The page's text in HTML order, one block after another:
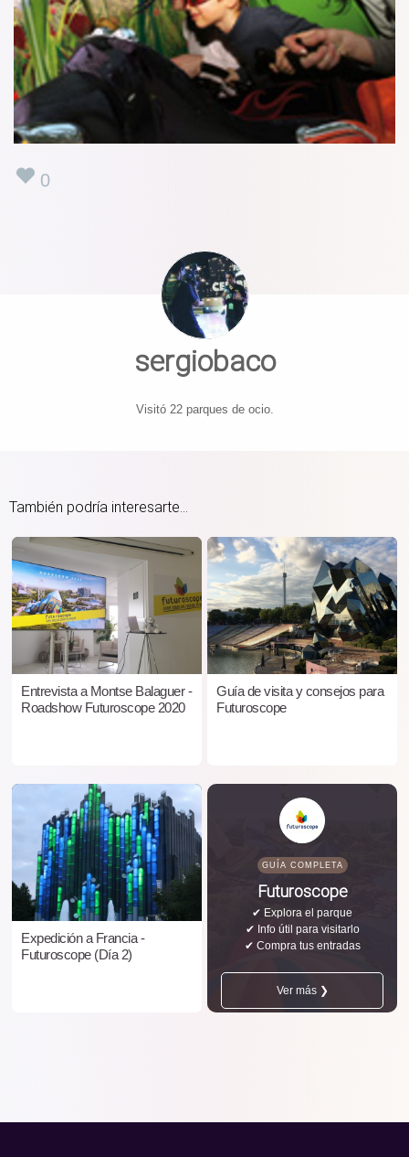
0
sergiobaco
Visitó 22 parques de ocio.
También podría interesarte...
Entrevista a Montse Balaguer -
Roadshow Futuroscope 2020
Guía de visita y consejos para
Futuroscope
Expedición a Francia -
Futuroscope (Día 2)
GUÍA COMPLETA
Futuroscope
✔ Explora el parque
✔ Info útil para visitarlo
✔ Compra tus entradas
Ver más ❯